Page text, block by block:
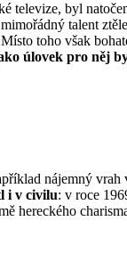
televize, byl
talent
toho však
úlovek pro něj
nájemný
i v civilu: v roce
hereckého